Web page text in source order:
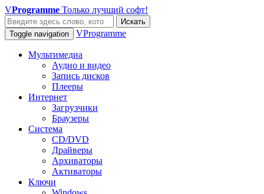
VProgramme Только лучший софт!
Искать
Toggle navigation
VProgramme
Мультимедиа
Аудио и видео
Запись дисков
Плееры
Интернет
Загрузчики
Браузеры
Система
CD/DVD
Драйверы
Архиваторы
Активаторы
Ключи